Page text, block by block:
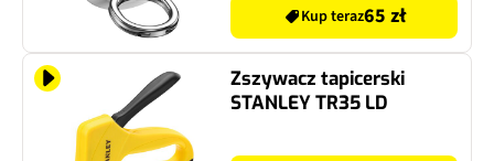
Kup teraz65 zł
Zszywacz tapicerski
STANLEY TR35 LD